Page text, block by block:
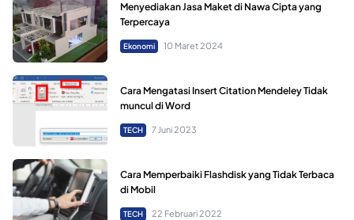
Menyediakan Jasa Maket di Nawa Cipta yang
Terpercaya
Ekonomi 10 Maret 2024
Cara Mengatasi Insert Citation Mendeley Tidak
muncul di Word
TECH 7 Juni 2023
Cara Memperbaiki Flashdisk yang Tidak Terbaca
di Mobil
TECH 22 Februari 2022